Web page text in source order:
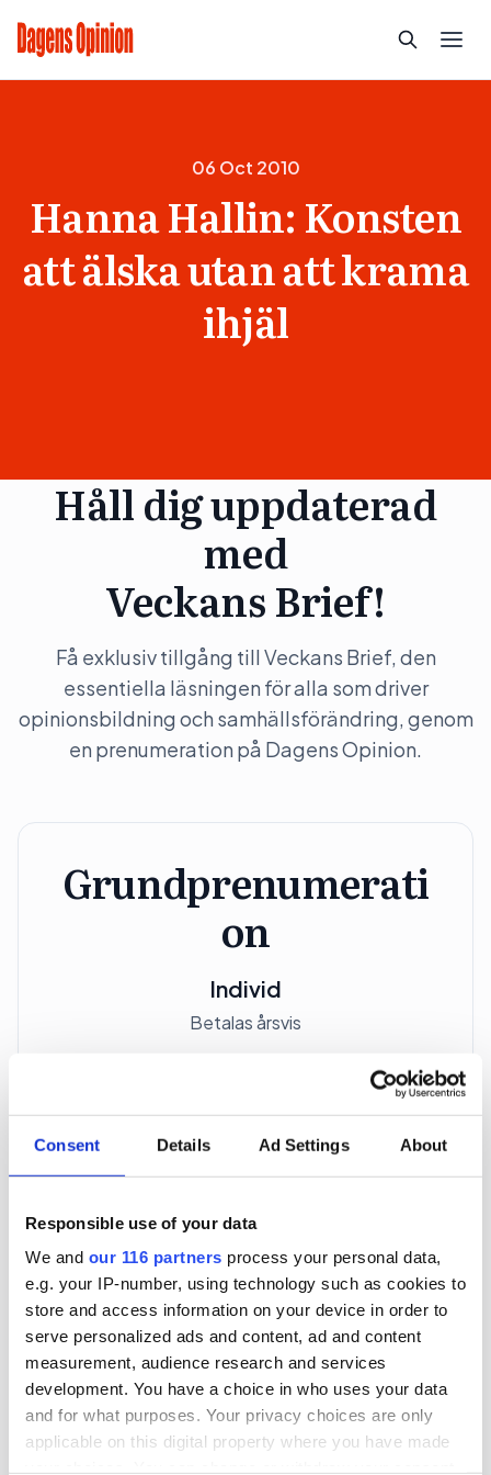
Consent Details Ad Settings About
Responsible use of your data
We and our 116 partners process your personal data,
e.g. your IP-number, using technology such as cookies to
store and access information on your device in order to
serve personalized ads and content, ad and content
measurement, audience research and services
development. You have a choice in who uses your data
and for what purposes. Your privacy choices are only
applicable on this digital property where you have made
06 Oct 2010
Hanna Hallin: Konsten
att älska utan att krama
ihjäl
Håll dig uppdaterad
med
Veckans Brief!
Få exklusiv tillgång till Veckans Brief, den
essentiella läsningen för alla som driver
opinionsbildning och samhällsförändring, genom
en prenumeration på Dagens Opinion.
Grundprenumerati
on
Individ
Betalas årsvis
För en mottagare
40 utgåvor under ett år
*Moms (6 %) ingår i alla priser.